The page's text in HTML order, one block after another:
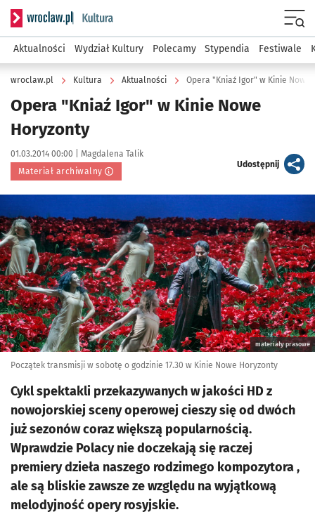
Serwis informacyjny wroclaw.pl podserwis: Kultura
Aktualności Wydział Kultury Polecamy Stypendia Festiwale
wroclaw.pl Kultura Aktualności Opera "Kniaź Igor" w Kinie Nowe
Opera "Kniaź Igor" w Kinie Nowe
Horyzonty
Data publikacji:
01.03.2014 00:00 | Autor:
Magdalena Talik
Materiał archiwalny
Udostępnijartykuł
materiały prasowe
Początek transmisji w sobotę o godzinie 17.30 w Kinie Nowe Horyzonty
Cykl spektakli przekazywanych w jakości HD z
nowojorskiej sceny operowej cieszy się od dwóch
już sezonów coraz większą popularnością.
Wprawdzie Polacy nie doczekają się raczej
premiery dzieła naszego rodzimego kompozytora ,
ale są bliskie zawsze ze względu na wyjątkową
melodyjność opery rosyjskie.